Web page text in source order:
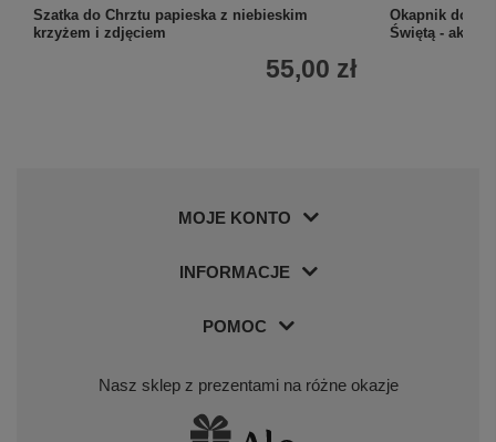
Szatka do Chrztu papieska z niebieskim
krzyżem i zdjęciem
55,00 zł
Okapnik do
Świętą -
MOJE KONTO
INFORMACJE
POMOC
Nasz sklep z prezentami na różne okazje